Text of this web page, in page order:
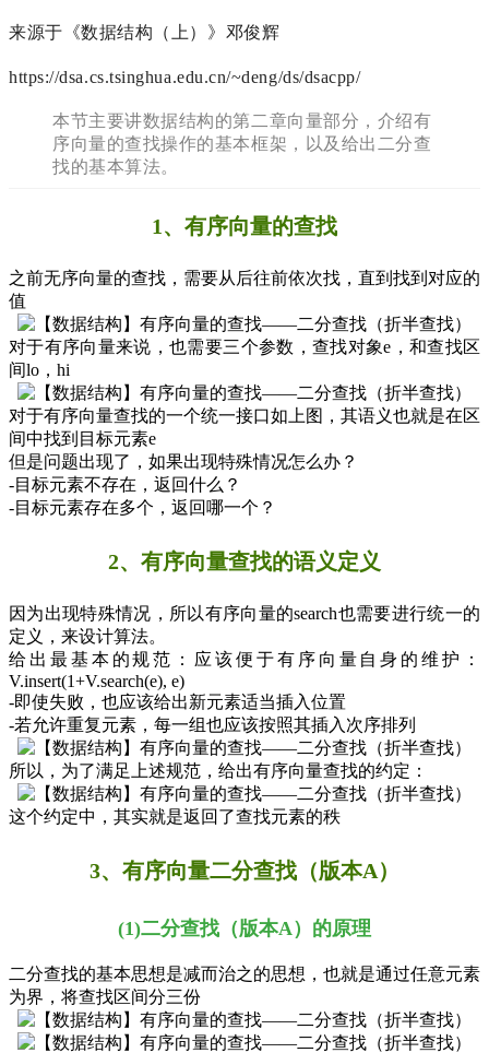
来源于《数据结构（上）》邓俊辉
https://dsa.cs.tsinghua.edu.cn/~deng/ds/dsacpp/
本节主要讲数据结构的第二章向量部分，介绍有
序向量的查找操作的基本框架，以及给出二分查
找的基本算法。
1、有序向量的查找
之前无序向量的查找，需要从后往前依次找，直到找到对应的
值
对于有序向量来说，也需要三个参数，查找对象e，和查找区
间lo，hi
对于有序向量查找的一个统一接口如上图，其语义也就是在区
间中找到目标元素e
但是问题出现了，如果出现特殊情况怎么办？
-目标元素不存在，返回什么？
-目标元素存在多个，返回哪一个？
2、有序向量查找的语义定义
因为出现特殊情况，所以有序向量的search也需要进行统一的
定义，来设计算法。
给出最基本的规范：应该便于有序向量自身的维护：
V.insert(1+V.search(e), e)
-即使失败，也应该给出新元素适当插入位置
-若允许重复元素，每一组也应该按照其插入次序排列
所以，为了满足上述规范，给出有序向量查找的约定：
这个约定中，其实就是返回了查找元素的秩
3、有序向量二分查找（版本A）
(1)二分查找（版本A）的原理
二分查找的基本思想是减而治之的思想，也就是通过任意元素
为界，将查找区间分三份